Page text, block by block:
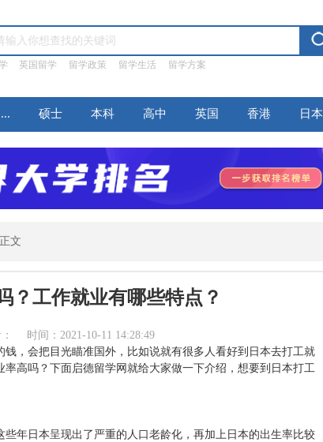
英国留学 留学政策 留学生活 留学方案
... 硕士 本科 高中 英国 香港 日本
正文
？工作就业有哪些特点？
时间：2021-10-11 14:28:49
，会把目光瞄准国外，比如说就有很多人看好到日本去打工就
高吗？下面启德留学网就给大家做一下介绍，想要到日本打工
年日本呈现出了严重的人口老龄化，再加上日本的出生率比较